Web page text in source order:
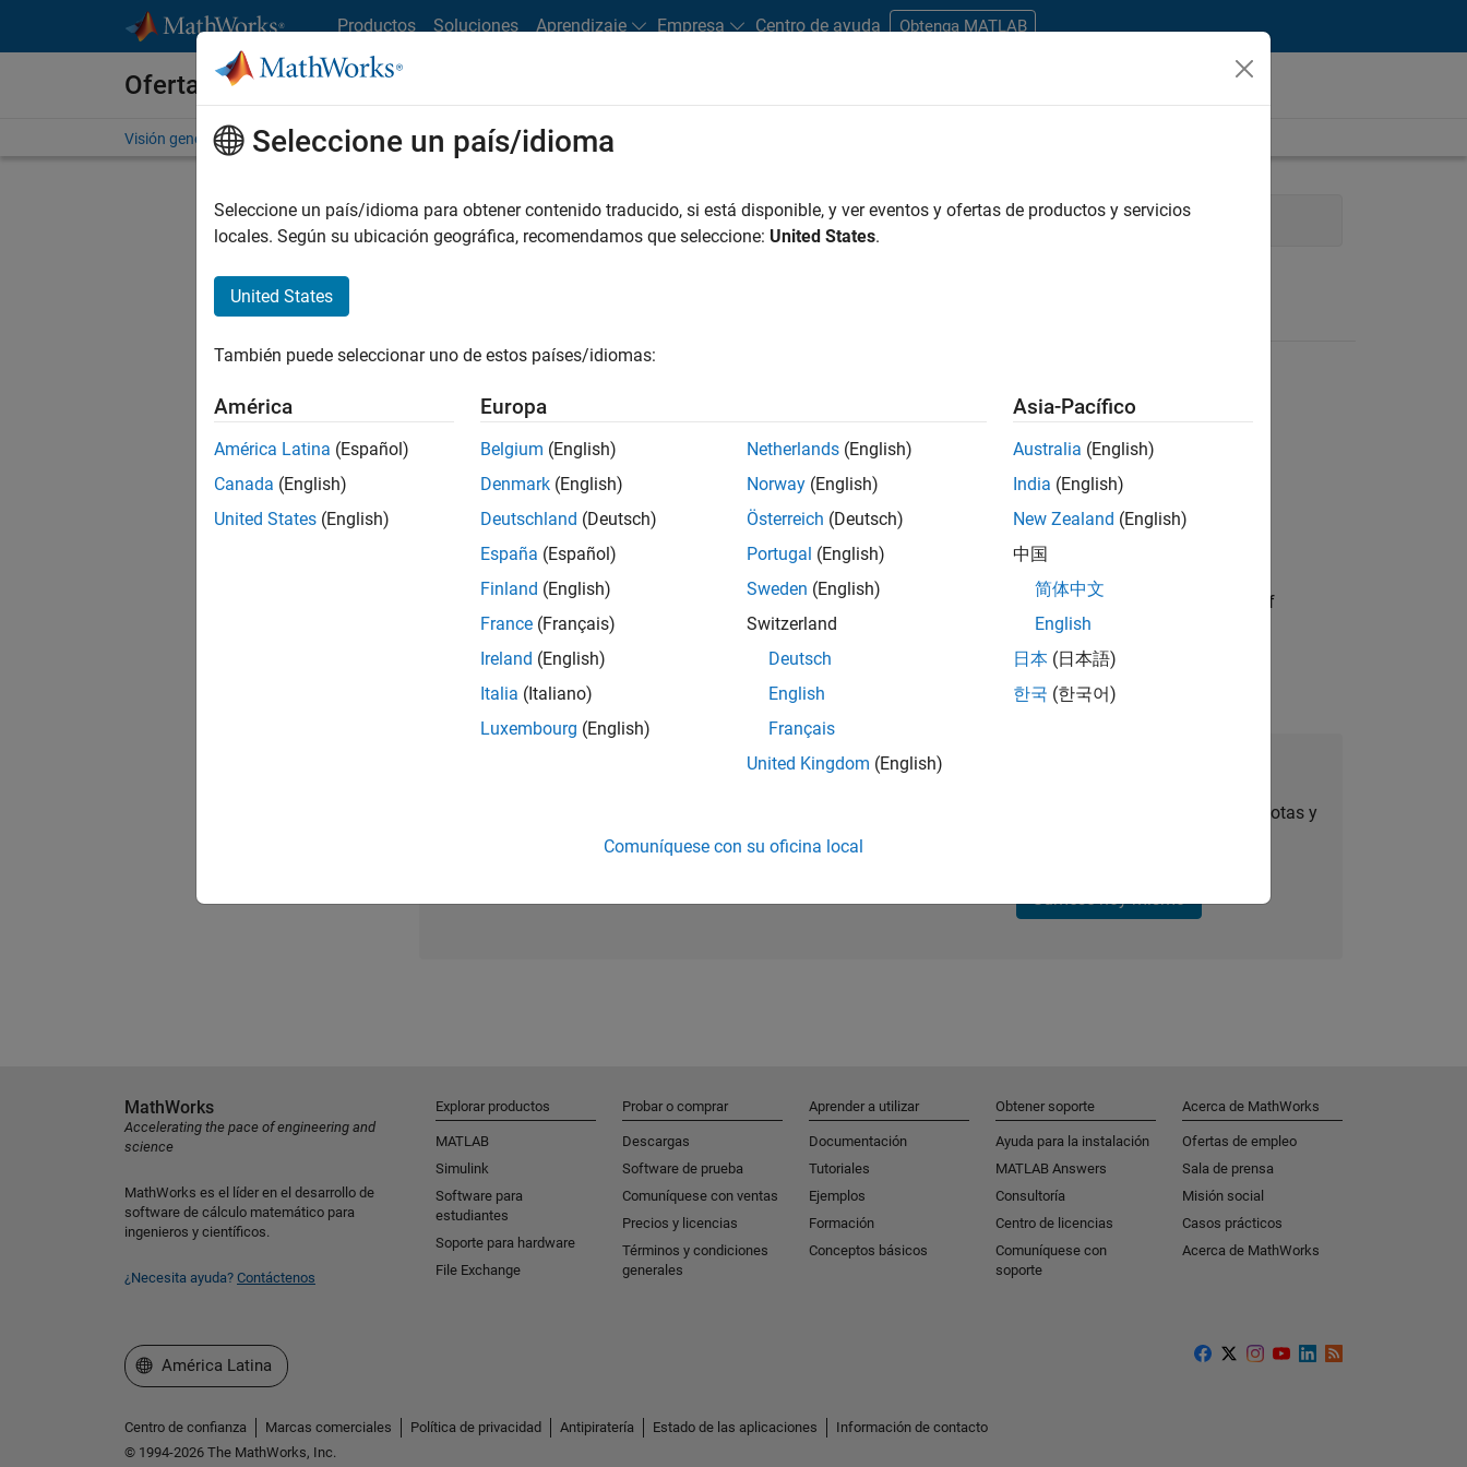
Productos Soluciones Aprendizaje Empresa Centro de ayuda Obtenga MATLAB
Ofertas de empleo en MathWorks
Visión general Búsqueda de empleo Oficinas locales Estudiantes y nuevas carreras
FILTRADO POR Education Sales Human Resources Office and Administrative Services
No se han traducido todos los empleos. Busque por ubicación para encontrar todos los empleos en su zona.
Principal HR Learning & Development
Principal HR Learning & Development
As a member of the HR Learning and Development team, this role partners in the design and delivery of
professional and leadership development strategies that bu
1 de1
Reciba alertas de empleo personalizadas, anécdotas y
Súmese hoy mismo
Seleccione un país/idioma
Seleccione un país/idioma para obtener contenido traducido, si está disponible, y ver eventos y ofertas de productos y servicios
locales. Según su ubicación geográfica, recomendamos que seleccione: United States.
United States
También puede seleccionar uno de estos países/idiomas:
América
América Latina (Español)
Canada (English)
United States (English)
Europa
Belgium (English)
Denmark (English)
Deutschland (Deutsch)
España (Español)
Finland (English)
France (Français)
Ireland (English)
Italia (Italiano)
Luxembourg (English)
Netherlands (English)
Norway (English)
Österreich (Deutsch)
Portugal (English)
Sweden (English)
Switzerland
Deutsch
English
Français
United Kingdom (English)
Asia-Pacífico
Australia (English)
India (English)
New Zealand (English)
中国
简体中文
English
日本 (日本語)
한국 (한국어)
Comuníquese con su oficina local
MathWorks
Accelerating the pace of engineering and
science
MathWorks es el líder en el desarrollo de
software de cálculo matemático para
ingenieros y científicos.
¿Necesita ayuda? Contáctenos
Explorar productos
MATLAB
Simulink
Software para
estudiantes
Soporte para hardware
File Exchange
Probar o comprar
Descargas
Software de prueba
Comuníquese con ventas
Precios y licencias
Términos y condiciones
generales
Aprender a utilizar
Documentación
Tutoriales
Ejemplos
Formación
Conceptos básicos
Obtener soporte
Ayuda para la instalación
MATLAB Answers
Consultoría
Centro de licencias
Comuníquese con
soporte
Acerca de MathWorks
Ofertas de empleo
Sala de prensa
Misión social
Casos prácticos
Acerca de MathWorks
Seleccione un país/idioma
América Latina
Centro de confianza Marcas comerciales Política de privacidad Antipiratería Estado de las aplicaciones
Información de contacto
© 1994-2026 The MathWorks, Inc.